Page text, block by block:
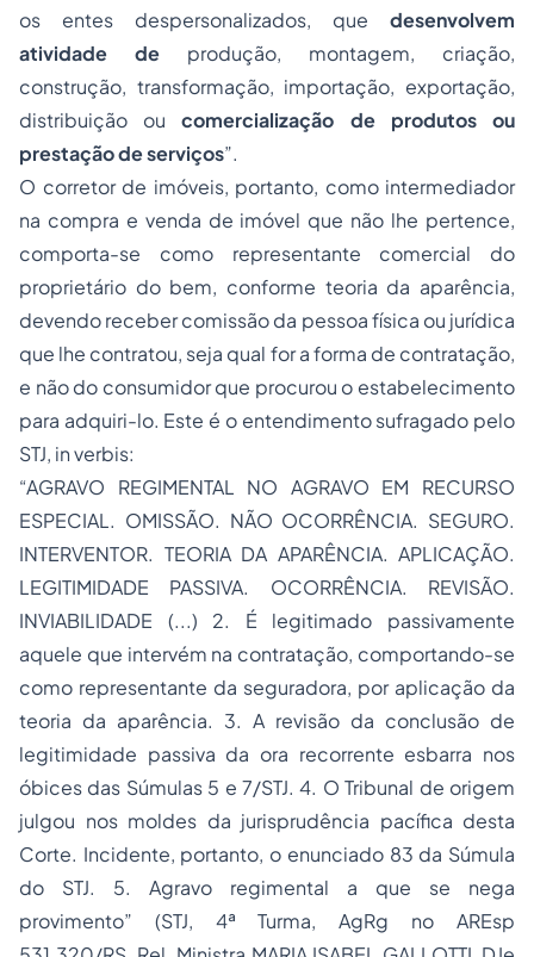
os entes despersonalizados, que desenvolvem
atividade de produção, montagem, criação,
construção, transformação, importação, exportação,
distribuição oucomercialização de produtos ou
prestação de serviços”.
O corretor de imóveis, portanto, como intermediador
na compra e venda de imóvel que não lhe pertence,
comporta-se como representante comercial do
proprietário do bem, conforme teoria da aparência,
devendo receber comissão da pessoa física ou jurídica
que lhe contratou, seja qual for a forma de contratação,
e não do consumidor que procurou o estabelecimento
para adquiri-lo. Este é o entendimento sufragado pelo
STJ, in verbis:
“AGRAVO REGIMENTAL NO AGRAVO EM RECURSO
ESPECIAL. OMISSÃO. NÃO OCORRÊNCIA. SEGURO.
INTERVENTOR. TEORIA DA APARÊNCIA. APLICAÇÃO.
LEGITIMIDADE PASSIVA. OCORRÊNCIA. REVISÃO.
INVIABILIDADE (...) 2. É legitimado passivamente
aquele que intervém na contratação, comportando-se
como representante da seguradora, por aplicação da
teoria da aparência. 3. A revisão da conclusão de
legitimidade passiva da ora recorrente esbarra nos
óbices das Súmulas 5 e 7/STJ. 4. O Tribunal de origem
julgou nos moldes da jurisprudência pacífica desta
Corte. Incidente, portanto, o enunciado 83 da Súmula
do STJ. 5. Agravo regimental a que se nega
provimento” (STJ, 4ª Turma, AgRg no AREsp